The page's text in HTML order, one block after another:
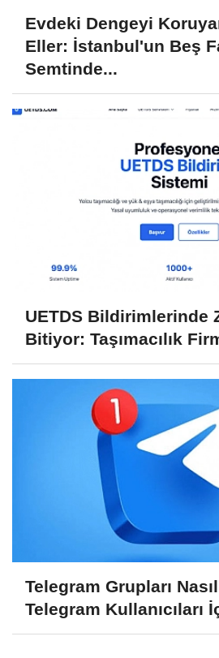
Evdeki Dengeyi
Eller: İstanbul'un Beş
Semtinde...
UETDS Bildirimlerinde
Bitiyor: Taşımacılık
Telegram Grupları
Telegram Kullanıcıları